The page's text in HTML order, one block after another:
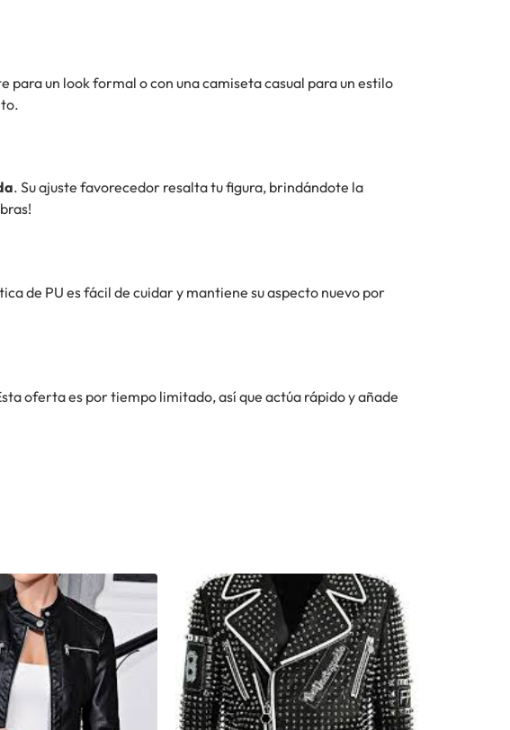
para un look formal o con una camiseta casual para un estilo
. Su ajuste favorecedor resalta tu figura, brindándote la
de PU es fácil de cuidar y mantiene su aspecto nuevo por
oferta es por tiempo limitado, así que actúa rápido y añade